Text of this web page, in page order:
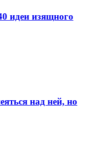
идеи изящного
над ней, но